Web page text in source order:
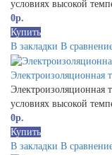
условиях высокой
0р.
Купить
В закладки В
Электроизоляционная
Электроизоляционная
условиях высокой
0р.
Купить
В закладки В